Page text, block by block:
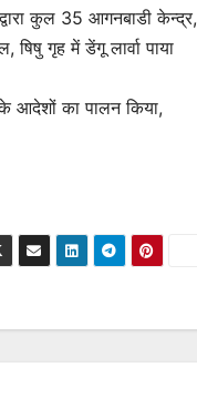
कुल 35 आगनबाडी केन्द्र,
गृह में डेंगू लार्वा पाया
आदेशों का पालन किया,